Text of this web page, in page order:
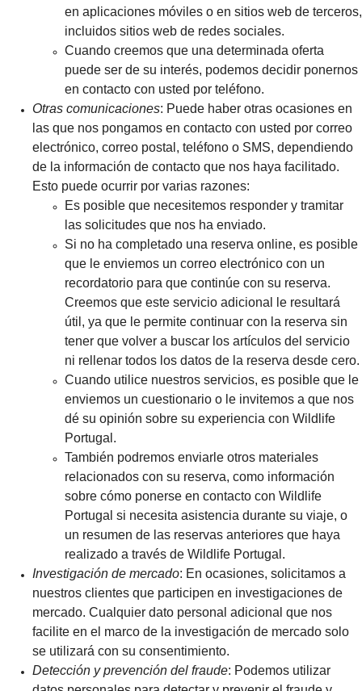
en aplicaciones móviles o en sitios web de terceros,
incluidos sitios web de redes sociales.
Cuando creemos que una determinada oferta
puede ser de su interés, podemos decidir ponernos
en contacto con usted por teléfono.
Otras comunicaciones: Puede haber otras ocasiones en
las que nos pongamos en contacto con usted por correo
electrónico, correo postal, teléfono o SMS, dependiendo
de la información de contacto que nos haya facilitado.
Esto puede ocurrir por varias razones:
Es posible que necesitemos responder y tramitar
las solicitudes que nos ha enviado.
Si no ha completado una reserva online, es posible
que le enviemos un correo electrónico con un
recordatorio para que continúe con su reserva.
Creemos que este servicio adicional le resultará
útil, ya que le permite continuar con la reserva sin
tener que volver a buscar los artículos del servicio
ni rellenar todos los datos de la reserva desde cero.
Cuando utilice nuestros servicios, es posible que le
enviemos un cuestionario o le invitemos a que nos
dé su opinión sobre su experiencia con Wildlife
Portugal.
También podremos enviarle otros materiales
relacionados con su reserva, como información
sobre cómo ponerse en contacto con Wildlife
Portugal si necesita asistencia durante su viaje, o
un resumen de las reservas anteriores que haya
realizado a través de Wildlife Portugal.
Investigación de mercado: En ocasiones, solicitamos a
nuestros clientes que participen en investigaciones de
mercado. Cualquier dato personal adicional que nos
facilite en el marco de la investigación de mercado solo
se utilizará con su consentimiento.
Detección y prevención del fraude: Podemos utilizar